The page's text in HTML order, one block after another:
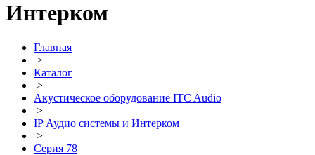
Интерком
Главная
>
Каталог
>
Акустическое оборудование ITC Audio
>
IP Аудио системы и Интерком
>
Серия 78